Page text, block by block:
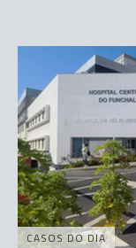
CASOS DO DIA